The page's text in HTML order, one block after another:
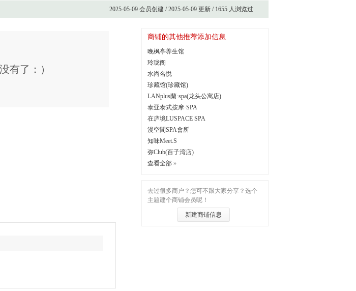
2025-05-09 会员创建 / 2025-05-09 更新 / 1655 人浏览过
没有了：）
商铺的其他推荐添加信息
晚枫亭养生馆
玲珑阁
水尚名悦
珍藏馆(珍藏馆)
LANplus蘭·spa(龙头公寓店)
泰亚泰式按摩·SPA
在庐境LUSPACE SPA
漫空間SPA會所
知味Meet.S
弥Club(百子湾店)
查看全部 »
去过很多商户？怎可不跟大家分享？选个
主题建个商铺会员呢！
新建商铺信息